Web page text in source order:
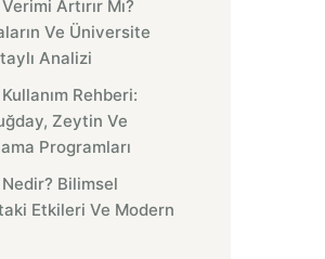
Artırır Mı?
Ve Üniversite
Analizi
Rehberi:
Zeytin Ve
Programları
Bilimsel
Etkileri Ve Modern